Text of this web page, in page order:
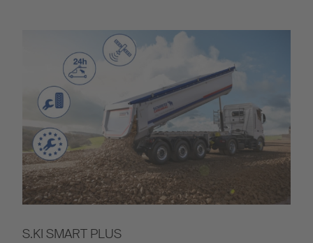
S.KI SMART PLUS